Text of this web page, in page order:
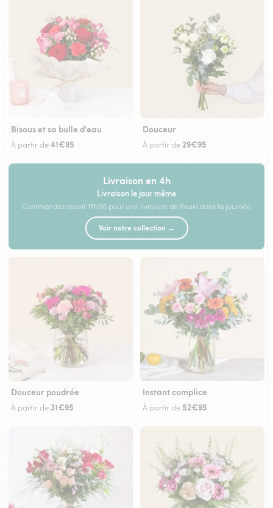
Bisous et sa bulle d'eau
À partir de41€95
Douceur
À partir de 29€95
Livraison en 4h
Livraison le jour même
Commandez avant 17h00 pour une livraison de fleurs dans la journée
Voir notre collection →
Douceur poudrée
À partir de 31€95
Instant complice
À partir de 52€95